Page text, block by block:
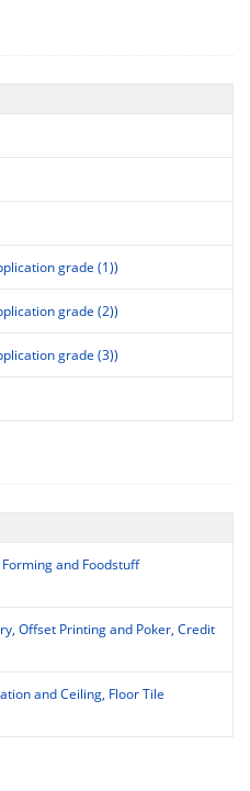
grade (1))
grade (2))
grade (3))
and Foodstuff
Offset Printing and Poker, Credit
and Ceiling, Floor Tile